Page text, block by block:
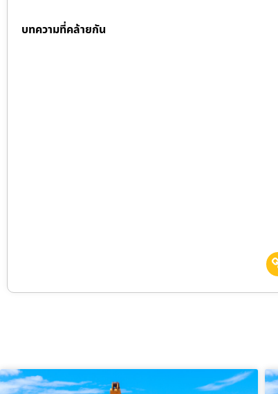
บทความที่คล้ายกัน